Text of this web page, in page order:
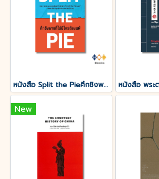
หนังสือ Split the Pieศึกชิงพายที่ไม่มีใครต้องแพ้
New